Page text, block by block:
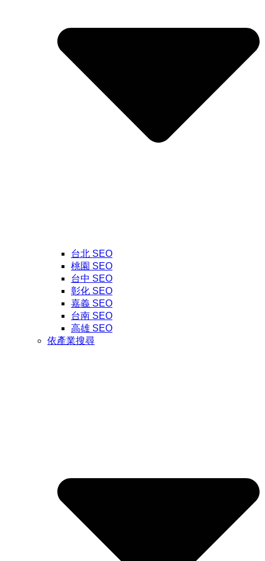
台北 SEO
桃園 SEO
台中 SEO
彰化 SEO
嘉義 SEO
台南 SEO
高雄 SEO
依產業搜尋